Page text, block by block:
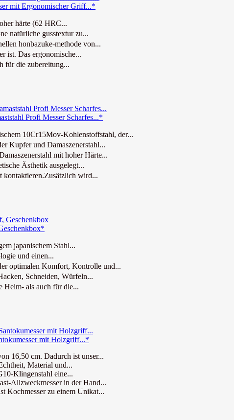
mit Ergonomischer Griff...*
härte (62 HRC...
natürliche gusstextur zu...
honbazuke-methode von...
ist. Das ergonomische...
für die zubereitung...
Profi Messer Scharfes...*
10Cr15Mov-Kohlenstoffstahl, der...
Kupfer und Damaszenerstahl...
mit hoher Härte...
Ästhetik ausgelegt...
kontaktieren.Zusätzlich wird...
japanischem Stahl...
und einen...
optimalen Komfort, Kontrolle und...
Schneiden, Würfeln...
Heim- als auch für die...
mit Holzgriff...*
16,50 cm. Dadurch ist unser...
Material und...
Klingenstahl eine...
Allzweckmesser in der Hand...
Kochmesser zu einem Unikat...